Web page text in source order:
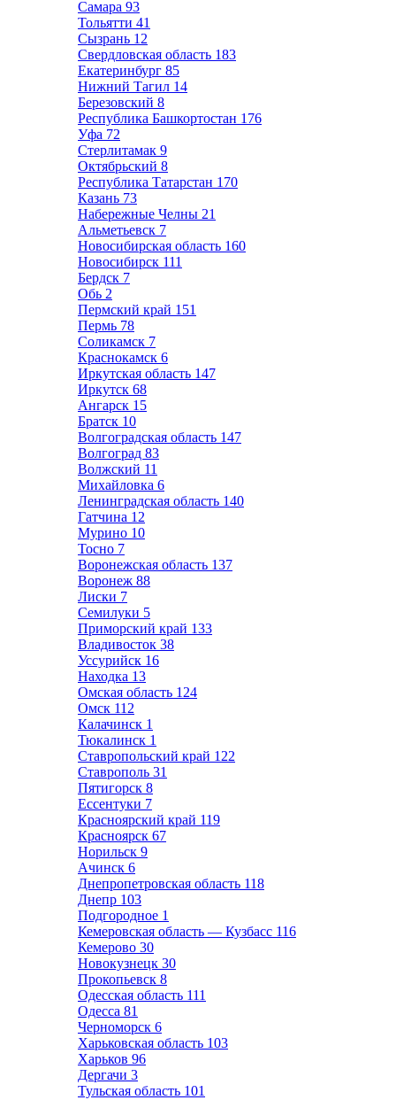
Самара 93
Тольятти 41
Сызрань 12
Свердловская область 183
Екатеринбург 85
Нижний Тагил 14
Березовский 8
Республика Башкортостан 176
Уфа 72
Стерлитамак 9
Октябрьский 8
Республика Татарстан 170
Казань 73
Набережные Челны 21
Альметьевск 7
Новосибирская область 160
Новосибирск 111
Бердск 7
Обь 2
Пермский край 151
Пермь 78
Соликамск 7
Краснокамск 6
Иркутская область 147
Иркутск 68
Ангарск 15
Братск 10
Волгоградская область 147
Волгоград 83
Волжский 11
Михайловка 6
Ленинградская область 140
Гатчина 12
Мурино 10
Тосно 7
Воронежская область 137
Воронеж 88
Лиски 7
Семилуки 5
Приморский край 133
Владивосток 38
Уссурийск 16
Находка 13
Омская область 124
Омск 112
Калачинск 1
Тюкалинск 1
Ставропольский край 122
Ставрополь 31
Пятигорск 8
Ессентуки 7
Красноярский край 119
Красноярск 67
Норильск 9
Ачинск 6
Днепропетровская область 118
Днепр 103
Подгородное 1
Кемеровская область — Кузбасс 116
Кемерово 30
Новокузнецк 30
Прокопьевск 8
Одесская область 111
Одесса 81
Черноморск 6
Харьковская область 103
Харьков 96
Дергачи 3
Тульская область 101